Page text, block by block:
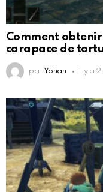
Comment
carapace de
par Yohan il y a 2